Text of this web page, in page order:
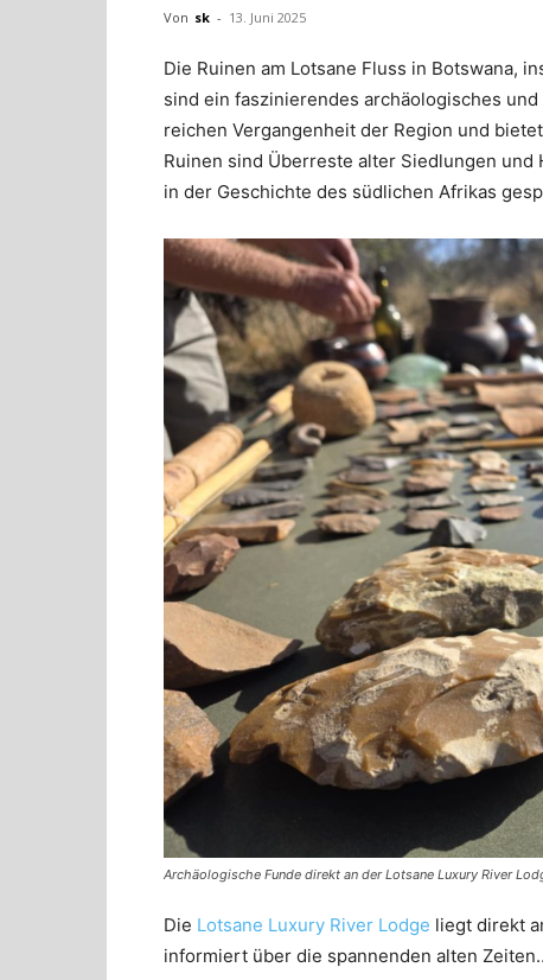
Von sk - 13. Juni 2025
Die Ruinen am Lotsane Fluss in Botswana,
sind ein faszinierendes archäologisches
reichen Vergangenheit der Region und
Ruinen sind Überreste alter Siedlungen
in der Geschichte des südlichen Afrikas
Archäologische Funde direkt an der Lotsane Luxury River
Die Lotsane Luxury River Lodge liegt direkt
informiert über die spannenden alten